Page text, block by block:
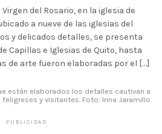
del Rosario, en la iglesia de
a nueve de las iglesias del
y delicados detalles, se presenta
Capillas e Iglesias de Quito, hasta
de arte fueron elaboradas por el […]
están elaborados los detalles cautivan a
feligreses y visitantes. Foto: Irina Jaramillo
PUBLICIDAD